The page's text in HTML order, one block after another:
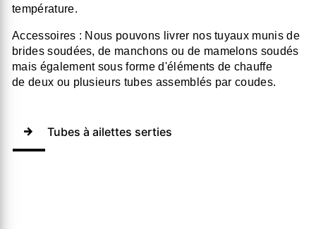
température.
Accessoires : Nous pouvons livrer nos tuyaux munis de
brides soudées, de manchons ou de mamelons soudés
mais également sous forme d'éléments de chauffe
de deux ou plusieurs tubes assemblés par coudes.
Tubes à ailettes serties